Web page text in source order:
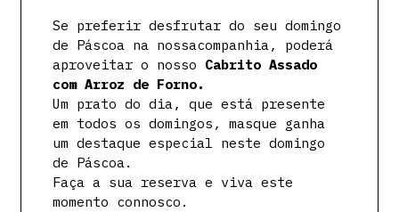
Se preferir desfrutar do seu domingo
de Páscoa na nossacompanhia, poderá
aproveitar o nosso Cabrito Assado
com Arroz de Forno.
Um prato do dia, que está presente
em todos os domingos, masque ganha
um destaque especial neste domingo
de Páscoa.
Faça a sua reserva e viva este
momento connosco.